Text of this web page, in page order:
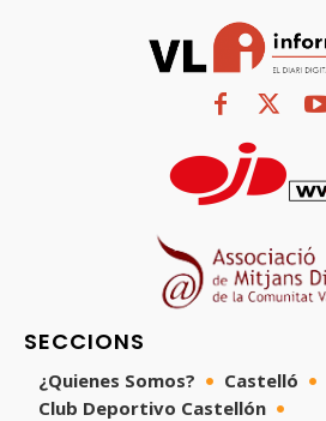
SECCIONS
¿Quienes Somos? Castelló
Club Deportivo Castellón